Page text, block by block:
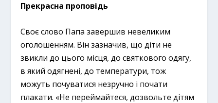
Прекрасна проповідь
Своє слово Папа завершив невеликим
оголошенням. Він зазначив, що діти не
звикли до цього місця, до святкового одягу,
в який одягнені, до температури, тож
можуть почуватися незручно і почати
плакати. «Не переймайтеся, дозвольте дітям